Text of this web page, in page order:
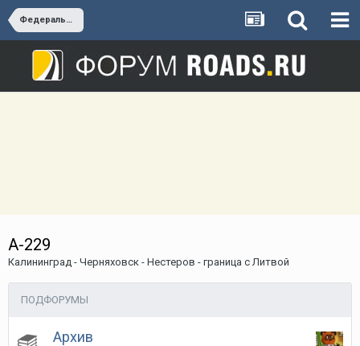
Федеральные трассы России
А-229
Калининград - Черняховск - Нестеров - граница с Литвой
ПОДФОРУМЫ
Архив